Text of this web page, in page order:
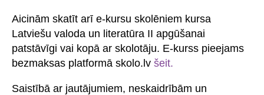
Aicinām skatīt arī e-kursu skolēniem kursa
Latviešu valoda un literatūra II apgūšanai
patstāvīgi vai kopā ar skolotāju. E-kurss pieejams
bezmaksas platformā skolo.lv šeit.
Saistībā ar jautājumiem, neskaidrībām un